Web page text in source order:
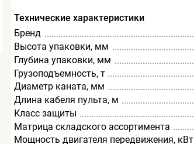
Технические характеристики
Бренд
Высота упаковки, мм
Глубина упаковки, мм
Грузоподъемность, т
Диаметр каната, мм
Длина кабеля пульта, м
Класс защиты
Матрица складского ассортимента
Мощность двигателя передвижения, кВт